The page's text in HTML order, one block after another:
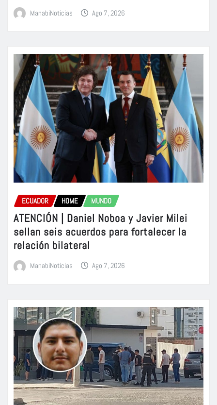
ManabiNoticias Ago 7, 2026
ECUADOR HOME MUNDO
ATENCIÓN | Daniel Noboa y Javier Milei
sellan seis acuerdos para fortalecer la
relación bilateral
ManabiNoticias Ago 7, 2026